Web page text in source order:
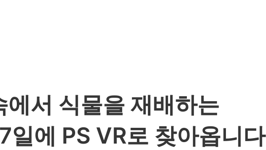
서 식물을 재배하는
에 PS VR로 찾아옵니다